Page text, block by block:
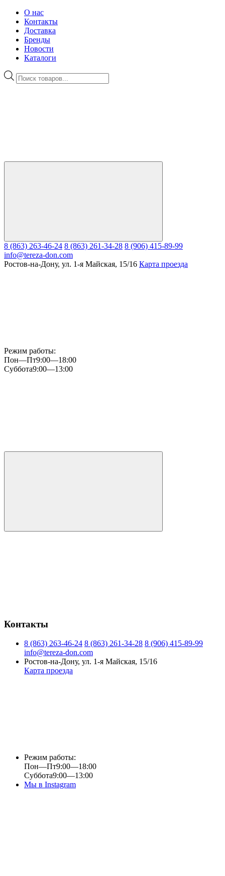
О нас
Контакты
Доставка
Бренды
Новости
Каталоги
Поиск
товаров
8 (863) 263-46-24 8 (863) 261-34-28 8 (906) 415-89-99
info@tereza-don.com
Ростов-на-Дону, ул. 1-я Майская, 15/16 Карта проезда
Режим работы:
Пон—Пт9:00—18:00
Суббота9:00—13:00
Контакты
8 (863) 263-46-24 8 (863) 261-34-28 8 (906) 415-89-99
info@tereza-don.com
Ростов-на-Дону, ул. 1-я Майская, 15/16
Карта проезда
Режим работы:
Пон—Пт9:00—18:00
Суббота9:00—13:00
Мы в Instagram